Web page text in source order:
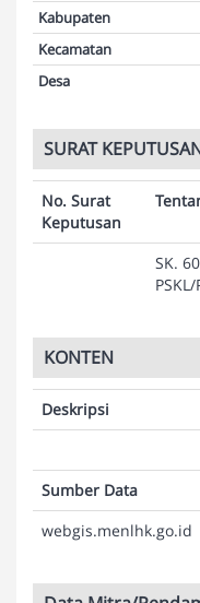
Kabupaten
Kecamatan
Desa
SURAT
No. Surat
Keputusan
SK.
KONTEN
Deskripsi
Sumber Data
webgis.menlhk.go.id